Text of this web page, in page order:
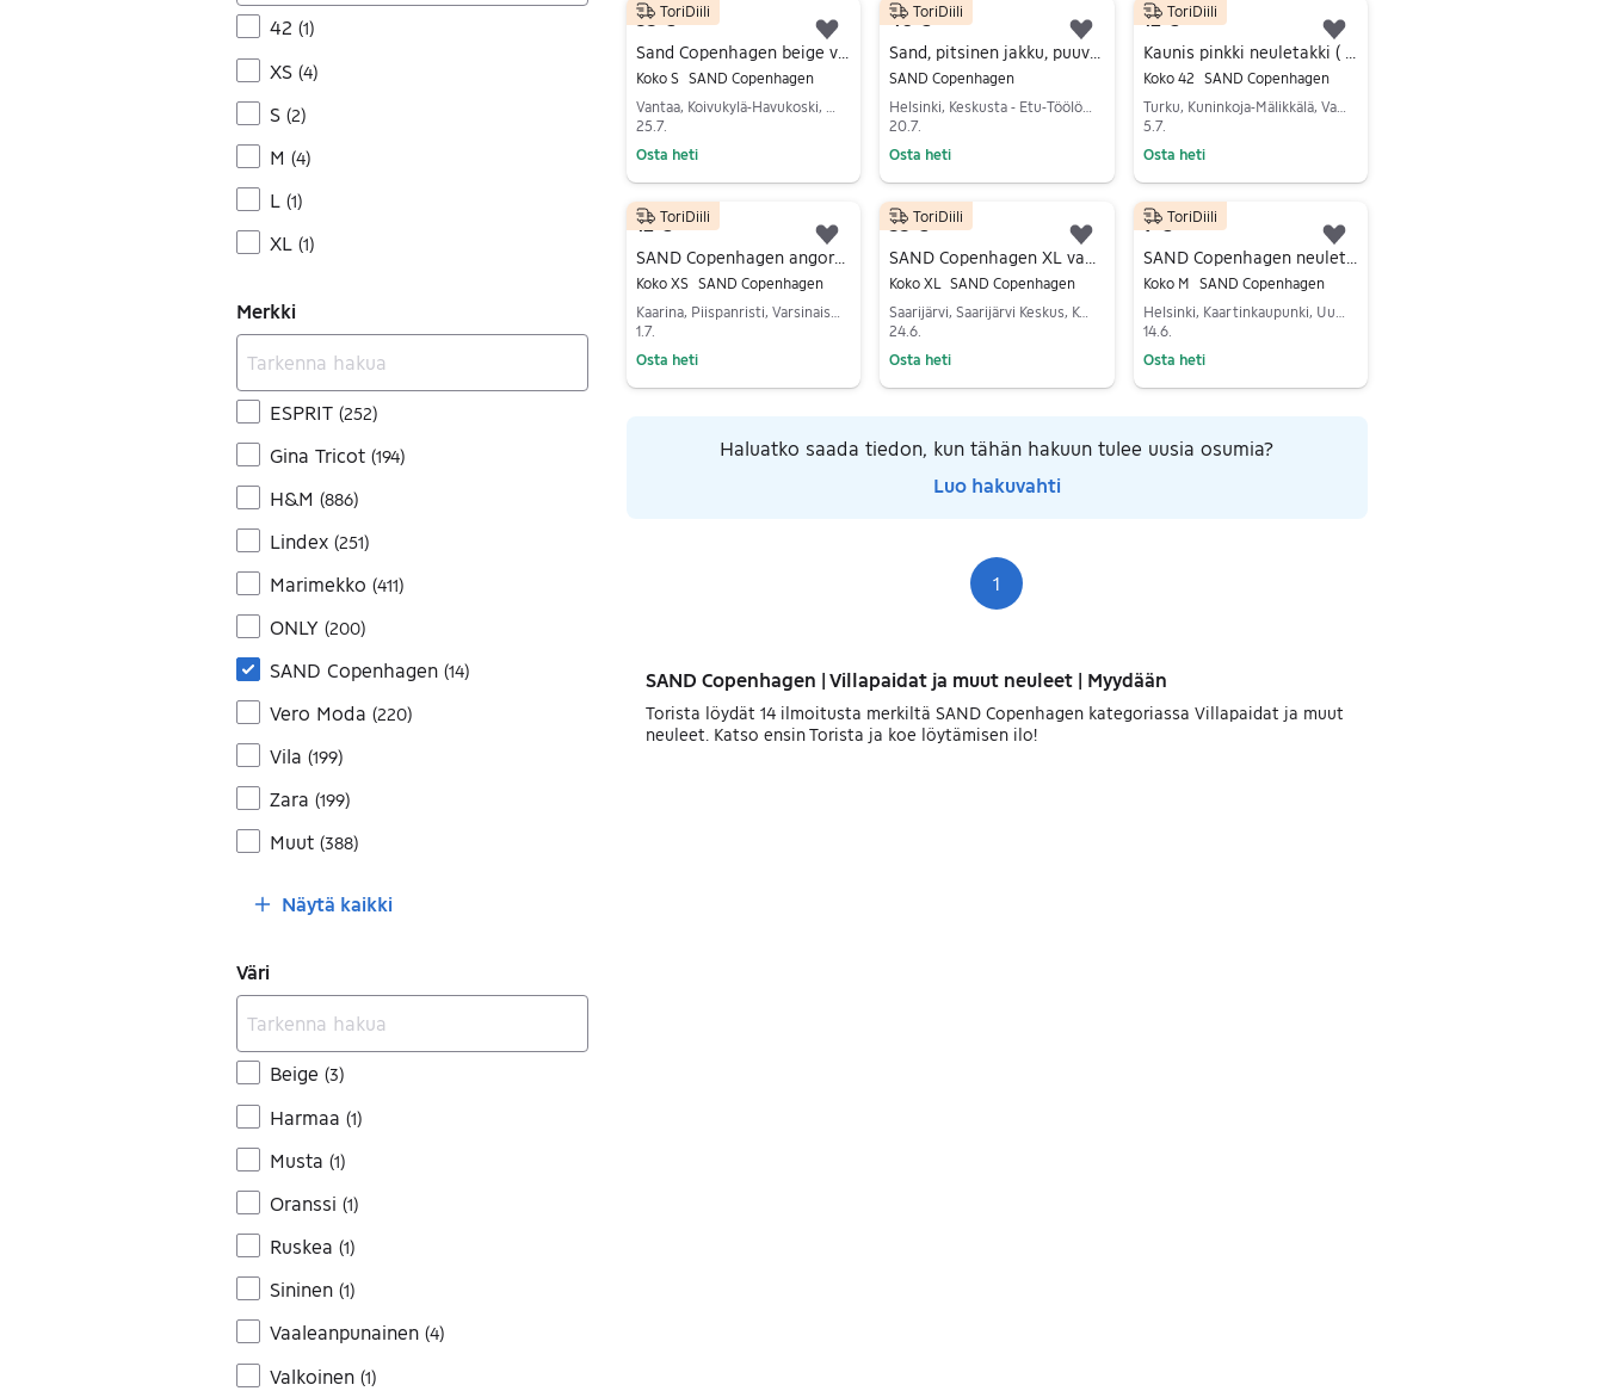
42 (1)
XS (4)
S (2)
M (4)
L (1)
XL (1)
Merkki
ESPRIT (252)
Gina Tricot (194)
H&M (886)
Lindex (251)
Marimekko (411)
ONLY (200)
SAND Copenhagen (14)
Vero Moda (220)
Vila (199)
Zara (199)
Muut (388)
Näytä kaikki
Väri
Beige (3)
Harmaa (1)
Musta (1)
Oranssi (1)
Ruskea (1)
Sininen (1)
Vaaleanpunainen (4)
Valkoinen (1)
35 €
Sand Copenhagen beige villatakki S
Koko S SAND Copenhagen
25.7.
Osta heti
ToriDiili
Lisää suosikiksi.
40 €
SAND Copenhagen
20.7.
Osta heti
ToriDiili
Lisää suosikiksi.
12 €
Koko 42
SAND Copenhagen
Turku, Kuninkoja-Mälikkälä, Varsinais-Suomi
5.7.
Osta heti
ToriDiili
12 €
SAND Copenhagen angoravilla-neule XS oranssi
Koko XS SAND Copenhagen
1.7.
Osta heti
ToriDiili
Lisää suosikiksi.
55 €
Koko XL
SAND Copenhagen
Saarijärvi, Saarijärvi Keskus, Keski-Suomi
24.6.
Osta heti
ToriDiili
Lisää suosikiksi.
9 €
Koko M
SAND Copenhagen
14.6.
Osta heti
ToriDiili
Haluatko saada tiedon, kun tähän hakuun tulee uusia osumia?
Luo hakuvahti
Sivut
1
SAND Copenhagen | Villapaidat ja muut neuleet | Myydään
Torista löydät 14 ilmoitusta merkiltä SAND Copenhagen kategoriassa Villapaidat ja muut
neuleet. Katso ensin Torista ja koe löytämisen ilo!